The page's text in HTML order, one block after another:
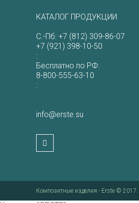
КАТАЛОГ ПРОДУКЦИИ
С.-Пб: +7 (812) 309-86-07
+7 (921) 398-10-50
:
Бесплатно по РФ:
8-800-555-63-10
:
info@erste.su
Композитные изделия - Erste © 2017.